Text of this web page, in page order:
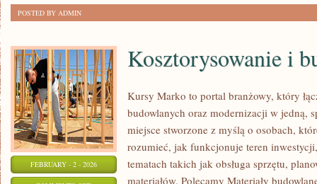
POSTED BY ADMIN
FEBRUARY - 2 - 2026
Kosztorysowanie i
Kursy Marko to portal branżowy, który
budowlanych oraz modernizacji w jedną,
miejsce stworzone z myślą o osobach,
rozumieć, jak funkcjonuje teren
tematach takich jak obsługa sprzętu,
materiałów. Polecamy Materiały